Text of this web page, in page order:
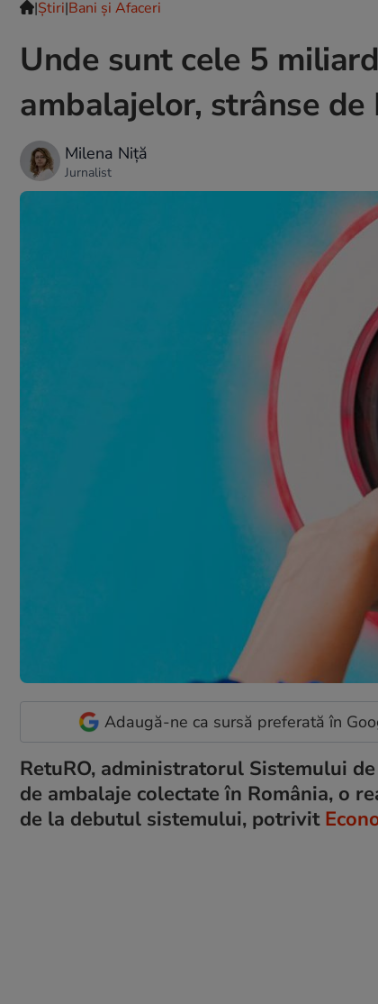
|Ştiri|Bani și Afaceri
Unde sunt cele 5
ambalajelor, strânse
Milena Niță
Jurnalist
Adaugă-ne ca sursă preferată în
RetuRO, administratorul Sistemului
de ambalaje colectate în România, o
de la debutul sistemului, potrivit